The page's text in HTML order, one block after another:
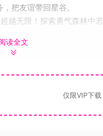
把友谊带回星谷。
无限！探索勇气森林中
属于自己的故事线、任务
归昔日的伟大。在梦幻星
读全文
仅限VIP下载